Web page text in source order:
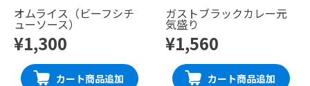
オムライス（ビーフシチ
ューソース）
¥1,300
カート商品追加
ガストブラックカレー元
気盛り
¥1,560
カート商品追加